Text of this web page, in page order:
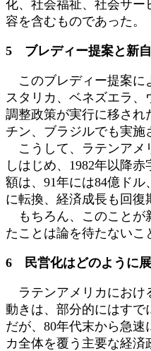
化、社会福祉、社会サー
容を含むものであった。
5 ブレディー提案と新自
このブレディー提案に
スタリカ、ベネズエラ
調整政策が実行に移され
チン、ブラジルでも実施
こうして、ラテンアメ
しはじめ、1982年以降
額は、91年には84億ドル
に転換、経済成長も回復
もちろん、このことが
たことは論を待たないこ
6 民営化はどのように
ラテンアメリカにおけ
動きは、部分的にはすで
だが、80年代末から急速
カ全体を覆う主要な経済